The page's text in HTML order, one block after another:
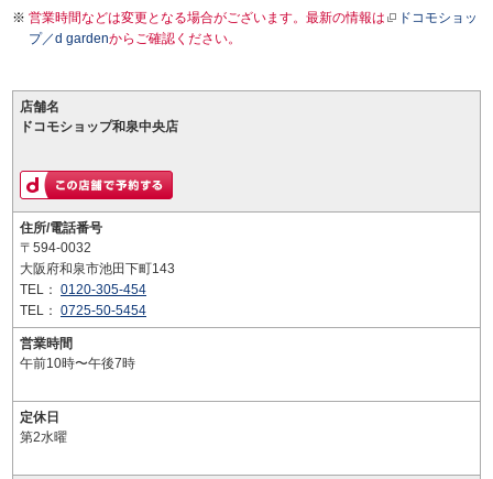
営業時間などは変更となる場合がございます。最新の情報は
ドコモショッ
プ／d gardenからご確認ください。
店舗名
ドコモショップ和泉中央店
住所/電話番号
〒594-0032
大阪府和泉市池田下町143
TEL： 0120-305-454
TEL： 0725-50-5454
営業時間
午前10時〜午後7時
定休日
第2水曜